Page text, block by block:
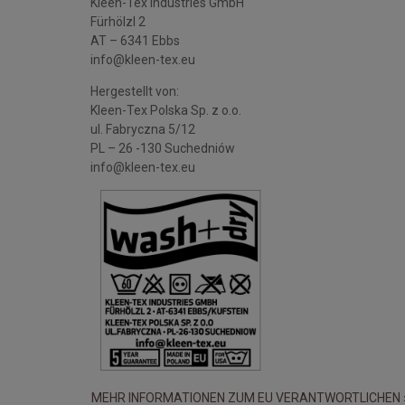
Fürhölzl 2
AT – 6341 Ebbs
info@kleen-tex.eu
Hergestellt von:
Kleen-Tex Polska Sp. z o.o.
ul. Fabryczna 5/12
PL – 26 -130 Suchedniów
info@kleen-tex.eu
MEHR INFORMATIONEN ZUM EU VERANTWORTLICHEN